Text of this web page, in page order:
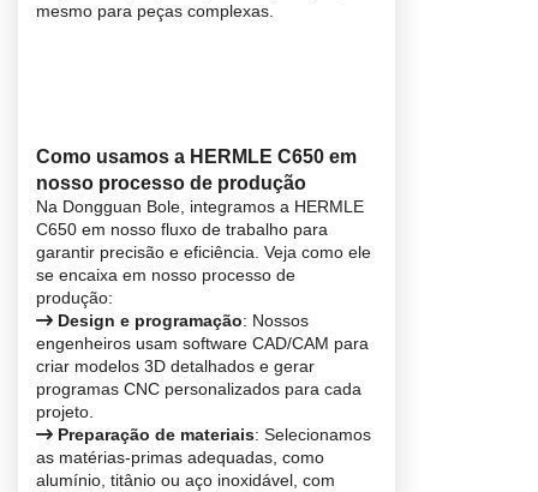
mesmo para peças complexas.
Como usamos a HERMLE C650 em
nosso processo de produção
Na Dongguan Bole, integramos a HERMLE
C650 em nosso fluxo de trabalho para
garantir precisão e eficiência. Veja como ele
se encaixa em nosso processo de
produção:
Design e programação: Nossos
engenheiros usam software CAD/CAM para
criar modelos 3D detalhados e gerar
programas CNC personalizados para cada
projeto.
Preparação de materiais: Selecionamos
as matérias-primas adequadas, como
alumínio, titânio ou aço inoxidável, com